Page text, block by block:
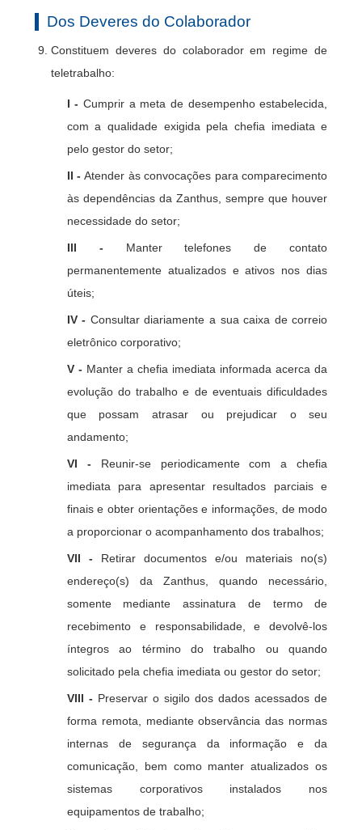
Dos Deveres do Colaborador
Constituem deveres do colaborador em regime de
teletrabalho:
I - Cumprir a meta de desempenho estabelecida,
com a qualidade exigida pela chefia imediata e
pelo gestor do setor;
II - Atender às convocações para comparecimento
às dependências da Zanthus, sempre que houver
necessidade do setor;
III - Manter telefones de contato
permanentemente atualizados e ativos nos dias
úteis;
IV - Consultar diariamente a sua caixa de correio
eletrônico corporativo;
V - Manter a chefia imediata informada acerca da
evolução do trabalho e de eventuais dificuldades
que possam atrasar ou prejudicar o seu
andamento;
VI - Reunir-se periodicamente com a chefia
imediata para apresentar resultados parciais e
finais e obter orientações e informações, de modo
a proporcionar o acompanhamento dos trabalhos;
VII - Retirar documentos e/ou materiais no(s)
endereço(s) da Zanthus, quando necessário,
somente mediante assinatura de termo de
recebimento e responsabilidade, e devolvê-los
íntegros ao término do trabalho ou quando
solicitado pela chefia imediata ou gestor do setor;
VIII - Preservar o sigilo dos dados acessados de
forma remota, mediante observância das normas
internas de segurança da informação e da
comunicação, bem como manter atualizados os
sistemas corporativos instalados nos
equipamentos de trabalho;